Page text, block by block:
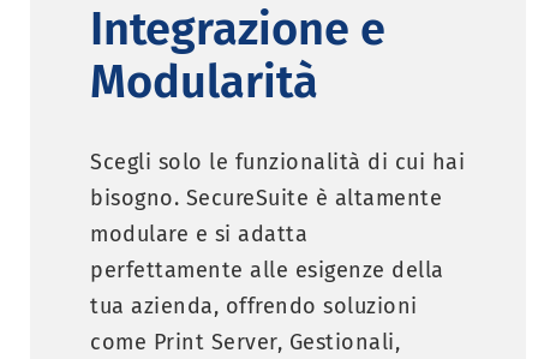
Integrazione e
Modularità
Scegli solo le funzionalità di cui hai
bisogno. SecureSuite è altamente
modulare e si adatta
perfettamente alle esigenze della
tua azienda, offrendo soluzioni
come Print Server, Gestionali,